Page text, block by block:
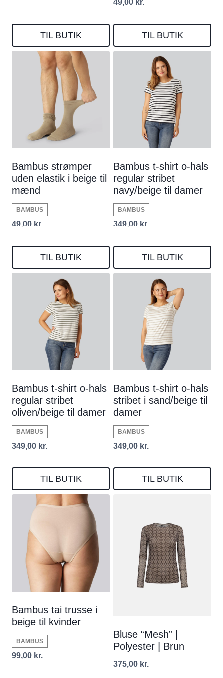
TIL BUTIK
49,00 kr.
TIL BUTIK
Bambus strømper
uden elastik i beige til
mænd
BAMBUS
49,00 kr.
TIL BUTIK
Bambus t-shirt o-hals
regular stribet
navy/beige til damer
BAMBUS
349,00 kr.
TIL BUTIK
Bambus t-shirt o-hals
regular stribet
oliven/beige til damer
BAMBUS
349,00 kr.
TIL BUTIK
Bambus t-shirt o-hals
stribet i sand/beige til
damer
BAMBUS
349,00 kr.
TIL BUTIK
Bambus tai trusse i
beige til kvinder
BAMBUS
99,00 kr.
Bluse “Mesh” |
Polyester | Brun
375,00 kr.